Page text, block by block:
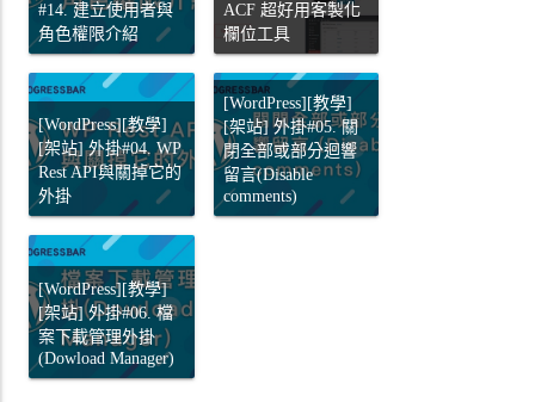
#14. 建立使用者與
角色權限介紹
ACF 超好用客製化
欄位工具
[WordPress][教學]
[架站] 外掛#04. WP
Rest API與關掉它的
外掛
[WordPress][教學]
[架站] 外掛#05. 關
閉全部或部分迴響
留言(Disable
comments)
[WordPress][教學]
[架站] 外掛#06. 檔
案下載管理外掛
(Dowload Manager)